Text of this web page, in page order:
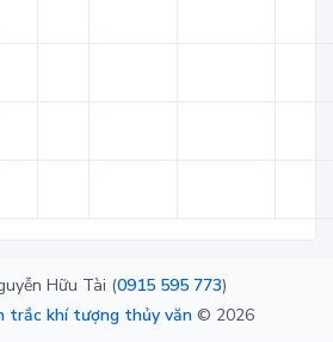
Hữu Tài (0915 595 773)
trắc khí tượng thủy văn © 2026